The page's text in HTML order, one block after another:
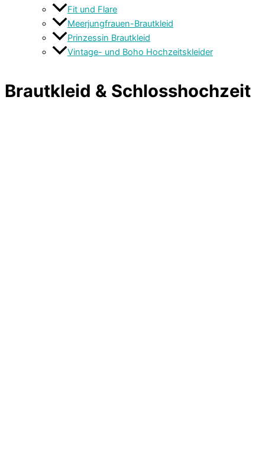
Fit und Flare
Meerjungfrauen-Brautkleid
Prinzessin Brautkleid
Vintage- und Boho Hochzeitskleider
Brautkleid & Schlosshochzeit